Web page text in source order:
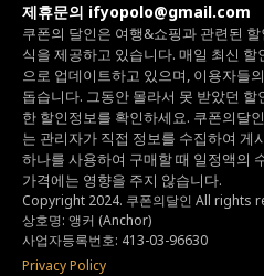
제휴문의 ifyopolo@gmail.com
쿠폰의 달인은 여행&쇼핑과 관련된
식을 제공하고 있습니다. 매일 최신 할
으로 업데이트하고 있으며, 이용자들
돕습니다. 그동안 몰라서 못 받았던
한 할인정보를 확인하세요. 쿠폰의달
는 관리자가 직접 정보를 수집하여 게
하나를 사용하여 구매할 때 일정액의
가격에는 영향을 주지 않습니다.
Copyright 2024. 쿠폰의달인 All rights
상호명: 앵커 (Anchor)
사업자등록번호: 413-03-96630
Privacy Policy